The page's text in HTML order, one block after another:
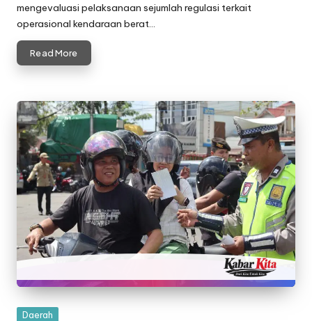
mengevaluasi pelaksanaan sejumlah regulasi terkait
operasional kendaraan berat…
Read More
Posted
Daerah